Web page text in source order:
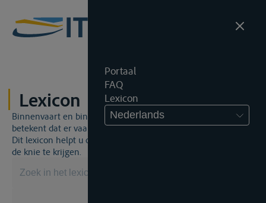
Portaal
FAQ
Lexicon
Nederlands
Lexicon
Binnenvaart en binnenvaartrecht is een unieke wereld. Dat
betekent dat er vaak een specifiek vakjargon gebruikt wordt.
Dit lexicon helpt u om een aantal broodnodige termen onder
de knie te krijgen.